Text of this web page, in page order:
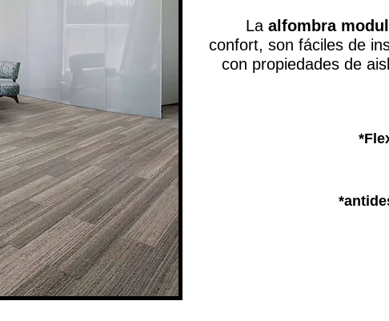
La alfombra
confort, son fáciles de
con propiedades de